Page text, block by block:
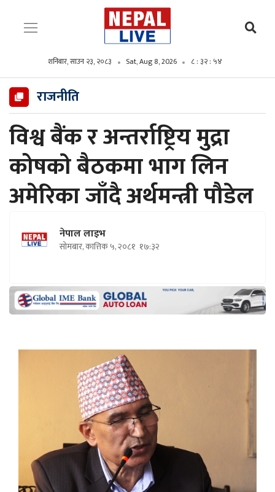
शनिबार, साउन २३, २०८३ Sat, Aug 8, 2026 ८ : ३२ : ५६
राजनीति
विश्व बैंक र अन्तर्राष्ट्रिय मुद्रा
कोषकाे बैठकमा भाग लिन
अमेरिका जाँदै अर्थमन्त्री पौडेल
नेपाल लाइभ
सोमबार, कात्तिक ५, २०८१ १७:३२